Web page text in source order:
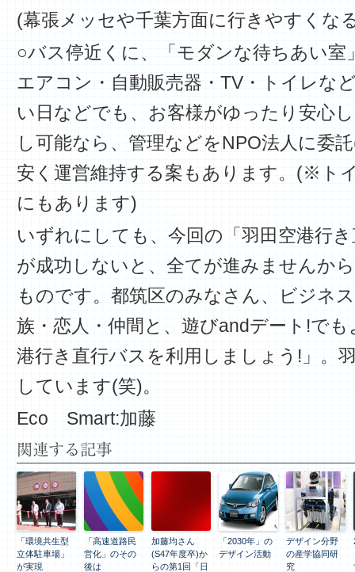
(幕張メッセや千葉方面に行きやすくな
○バス停近くに、「モダンな待ちあい室
エアコン・自動販売器・TV・トイレな
い日などでも、お客様がゆったり安心
し可能なら、管理などをNPO法人に委
安く運営維持する案もあります。(※ト
にもあります)
いずれにしても、今回の「羽田空港行
が成功しないと、全てが進みませんか
ものです。都筑区のみなさん、ビジネ
族・恋人・仲間と、遊びandデート!で
港行き直行バスを利用しましょう!」。
しています(笑)。
Eco Smart:加藤
関連する記事
「環境共生型
立体駐車場」
が実現
「高速道路民
営化」のその
後は
加藤均さん
(S47年度卒)か
らの第1回「日
「2030年」の
デザイン活動
デザイン分野
の産学協同研
究